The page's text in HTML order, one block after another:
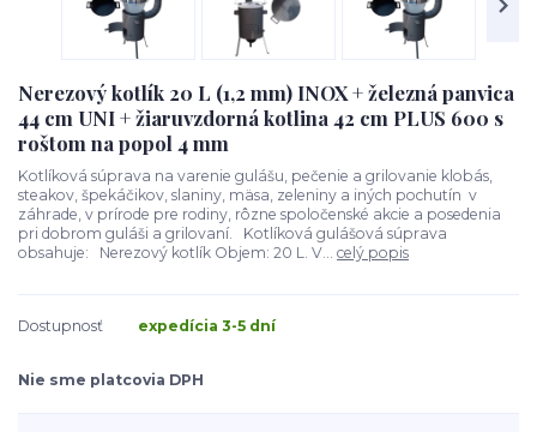
Nerezový kotlík 20 L (1,2 mm) INOX + železná panvica
44 cm UNI + žiaruvzdorná kotlina 42 cm PLUS 600 s
roštom na popol 4 mm
Kotlíková súprava na varenie gulášu, pečenie a grilovanie klobás,
steakov, špekáčikov, slaniny, mäsa, zeleniny a iných pochutín v
záhrade, v prírode pre rodiny, rôzne spoločenské akcie a posedenia
pri dobrom guláši a grilovaní. Kotlíková gulášová súprava
obsahuje: Nerezový kotlík Objem: 20 L. V... celý popis
Dostupnosť expedícia 3-5 dní
Nie sme platcovia DPH